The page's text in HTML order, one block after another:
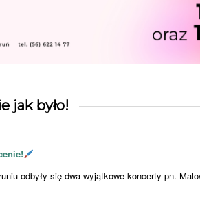
jak było!
odbyły się dwa wyjątkowe koncerty pn.